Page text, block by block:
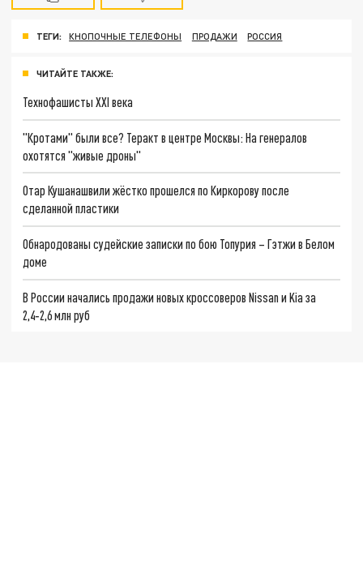
ТЕГИ: КНОПОЧНЫЕ ТЕЛЕФОНЫ ПРОДАЖИ РОССИЯ
ЧИТАЙТЕ ТАКЖЕ:
Технофашисты XXI века
"Кротами" были все? Теракт в центре Москвы: На генералов
охотятся "живые дроны"
Отар Кушанашвили жёстко прошелся по Киркорову после
сделанной пластики
Обнародованы судейские записки по бою Топурия – Гэтжи в Белом
доме
В России начались продажи новых кроссоверов Nissan и Kia за
2,4‑2,6 млн руб